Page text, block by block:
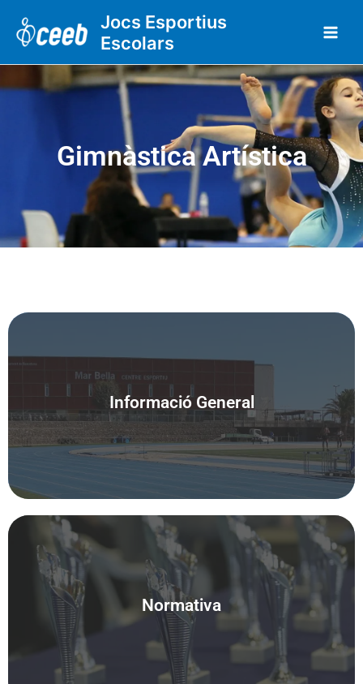
contingut
Jocs Esportius
Escolars
Gimnàstica Artística
Informació General
Accedeix
Normativa
Accedeix